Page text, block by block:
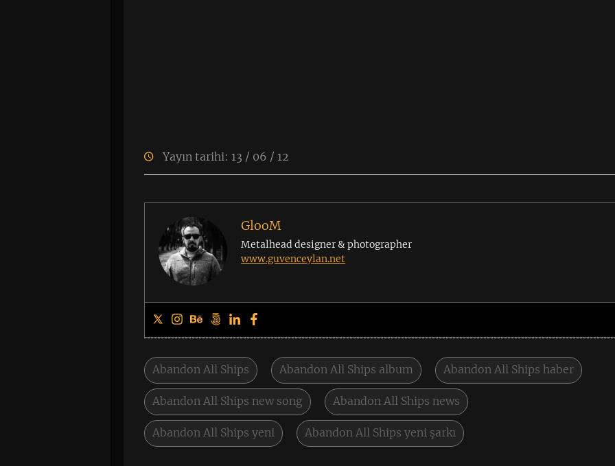
Yayın tarihi: 13 / 06 / 12
GlooM
Metalhead designer & photographer
www.guvenceylan.net
Abandon All Ships Abandon All Ships album Abandon All Ships haber
Abandon All Ships new song Abandon All Ships news
Abandon All Ships yeni Abandon All Ships yeni şarkı